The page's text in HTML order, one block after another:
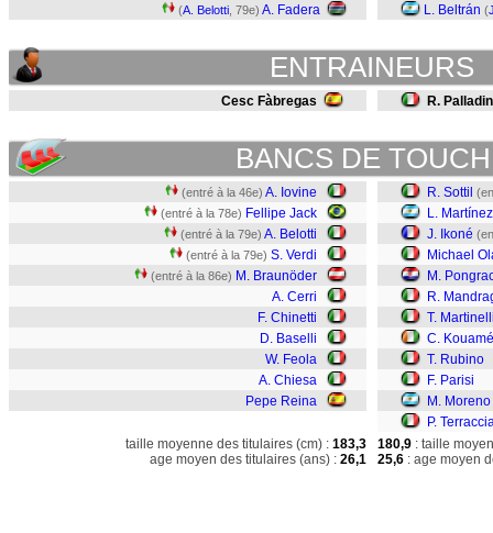
(A. Belotti , 79e) A. Fadera
L. Beltrán (
ENTRAINEURS
Cesc Fàbregas R.
BANCS DE
(entré à la 46e) A. Iovine
(entré à la 78e) Fellipe Jack
(entré à la 79e) A. Belotti
(entré à la 79e) S. Verdi
(entré à la 86e) M. Braunöder
A. Cerri
F. Chinetti
D. Baselli
W. Feola
A. Chiesa
Pepe Reina
R. Sottil
L.
J. Ikoné
Michael
M.
R.
T.
C. Kouamé
T. Rubino
F. Parisi
M. Moreno
P.
taille moyenne des titulaires (cm) : 183,3
age moyen des titulaires (ans) : 26,1
180,9 : taille
25,6 : age moyen